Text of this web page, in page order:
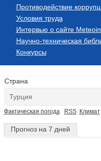
Противодействие
Условия труда
Интервью о сайте
Научно-техническая
Конкурсы
Страна
Фактическая погода RSS Климат
Прогноз на 7 дней